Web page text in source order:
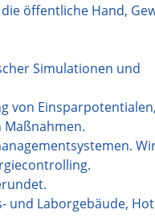
öffentliche Hand,
Simulationen und
von
Maßnahmen.
und Laborgebäude,